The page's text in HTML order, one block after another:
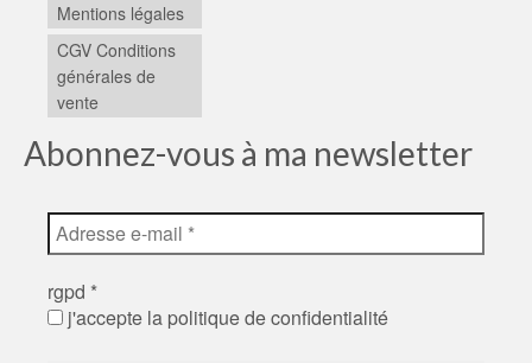
Mentions légales
CGV Conditions
générales de
vente
Abonnez-vous à ma newsletter
rgpd *
j'accepte la politique de confidentialité